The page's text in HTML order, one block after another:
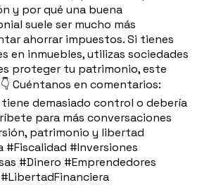
y por qué una buena
suele ser mucho más
ahorrar impuestos. Si tienes
en inmuebles, utilizas sociedades
proteger tu patrimonio, este
Cuéntanos en comentarios:
tiene demasiado control o debería
para más conversaciones
patrimonio y libertad
#Fiscalidad #Inversiones
#Dinero #Emprendedores